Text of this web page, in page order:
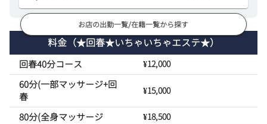
お店の出勤一覧/在籍一覧から探す
料金 （★回春★いちゃいちゃエステ★）
回春40分コース ¥12,000
60分(一部マッサージ+回
春
¥15,000
80分(全身マッサージ ¥18,500